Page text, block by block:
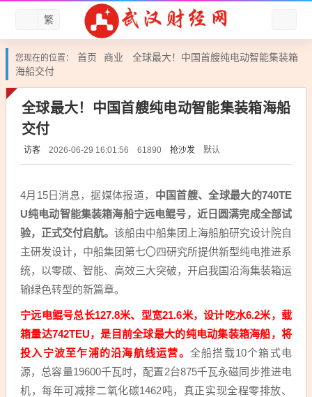
繁
您现在的位置： 首页 商业
全球最大！中国首艘纯电动智能集装箱
海船交付
全球最大！中国首艘纯电动智能集装箱海船
交付
访客 2026-06-29 16:01:56 61890 抢沙发 默认
4月15日消息，据媒体报道， 中国首艘、全球最大的740TE
U纯电动智能集装箱海船宁远电鲲号，近日圆满完成全部试
验，正式交付启航。 该船由中船集团上海船舶研究设计院自
主研发设计，中船集团第七〇四研究所提供新型纯电推进系
统，以零碳、智能、高效三大突破，开启我国沿海集装箱运
输绿色转型的新篇章。
宁远电鲲号总长127.8米、型宽21.6米，设计吃水6.2米，载
箱量达742TEU，是目前全球最大的纯电动集装箱海船，将
投入宁波至乍浦的沿海航线运营。 全船搭载10个箱式电
源，总容量19600千瓦时，配置2台875千瓦永磁同步推进电
机，每年可减排二氧化碳1462吨，真正实现全程零排放、